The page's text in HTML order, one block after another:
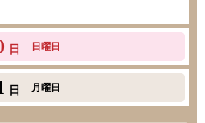
日 日曜日
日 月曜日